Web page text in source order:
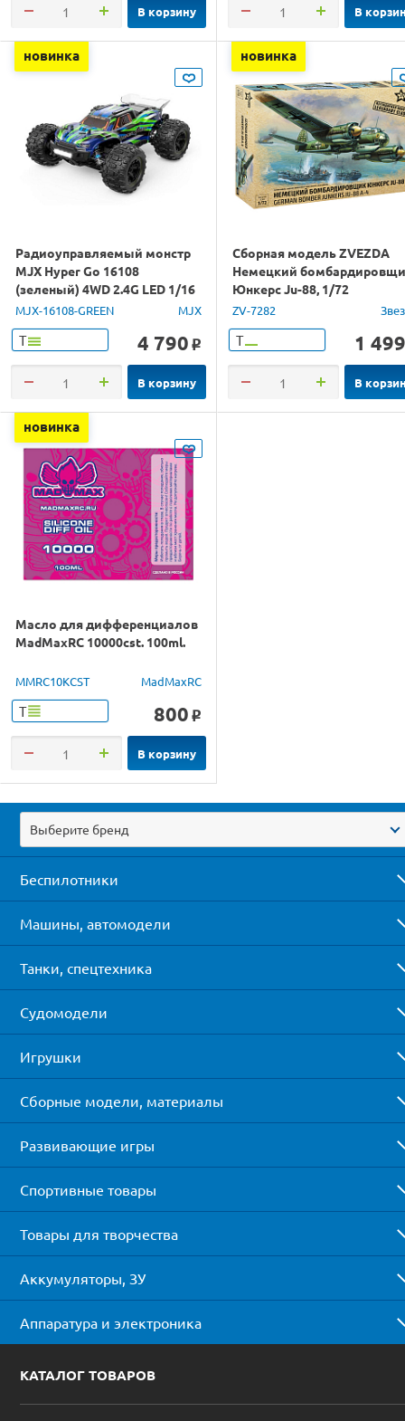
В корзину В
новинка
Радиоуправляемый монстр
MJX Hyper Go 16108
(зеленый) 4WD 2.4G LED 1/16
RTR
MJX-16108-GREEN MJX
Т 4 790 o
В корзину
новинка
Сборная модель ZVEZDA
Немецкий
Юнкерс Ju-88, 1/72
ZV-7282
Т 1 499
В
новинка
Масло для дифференциалов
MadMaxRC 10000cst. 100ml.
MMRC10KCST MadMaxRC
Т 800 o
В корзину
Выберите бренд
Беспилотники
Машины, автомодели
Танки, спецтехника
Судомодели
Игрушки
Сборные модели, материалы
Развивающие игры
Спортивные товары
Товары для творчества
Аккумуляторы, ЗУ
Аппаратура и электроника
КАТАЛОГ ТОВАРОВ